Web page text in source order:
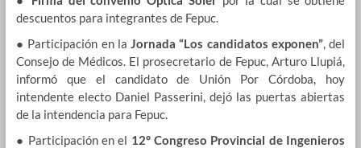
descuentos para integrantes de Fepuc.
● Participación en la Jornada “Los candidatos exponen”, del
Consejo de Médicos. El prosecretario de Fepuc, Arturo Llupiá,
informó que el candidato de Unión Por Córdoba, hoy
intendente electo Daniel Passerini, dejó las puertas abiertas
de la intendencia para Fepuc.
● Participación en el 12° Congreso Provincial de Ingenieros